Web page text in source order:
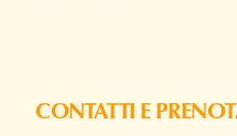
CONTATTI E